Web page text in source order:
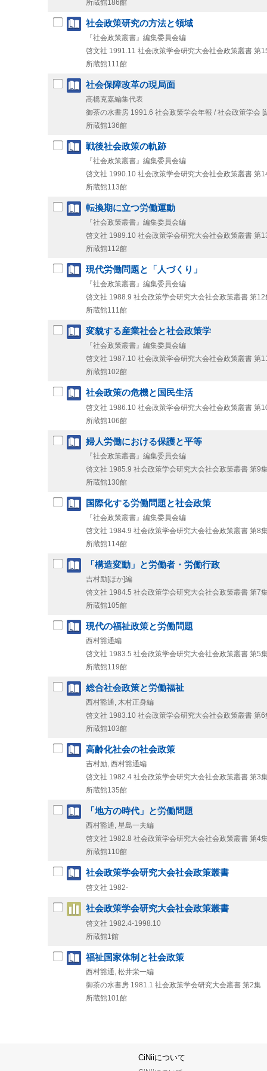
所蔵館186館
社会政策研究の方法と領域
『社会政策叢書』編集委員会編
啓文社 1991.11 社会政策学会研究大会社会政策叢書 第
所蔵館111館
社会保障改革の現局面
高橋克嘉編集代表
御茶の水書房 1991.6 社会政策学会年報 / 社会政策学会 [
所蔵館136館
戦後社会政策の軌跡
『社会政策叢書』編集委員会編
啓文社 1990.10 社会政策学会研究大会社会政策叢書 第
所蔵館113館
転換期に立つ労働運動
『社会政策叢書』編集委員会編
啓文社 1989.10 社会政策学会研究大会社会政策叢書 第
所蔵館112館
現代労働問題と「人づくり」
『社会政策叢書』編集委員会編
啓文社 1988.9 社会政策学会研究大会社会政策叢書 第12
所蔵館111館
変貌する産業社会と社会政策学
『社会政策叢書』編集委員会編
啓文社 1987.10 社会政策学会研究大会社会政策叢書 第
所蔵館102館
社会政策の危機と国民生活
啓文社 1986.10 社会政策学会研究大会社会政策叢書 第
所蔵館106館
婦人労働における保護と平等
『社会政策叢書』編集委員会編
啓文社 1985.9 社会政策学会研究大会社会政策叢書 第9
所蔵館130館
国際化する労働問題と社会政策
『社会政策叢書』編集委員会編
啓文社 1984.9 社会政策学会研究大会社会政策叢書 第8
所蔵館114館
「構造変動」と労働者・労働行政
吉村励[ほか]編
啓文社 1984.5 社会政策学会研究大会社会政策叢書 第7
所蔵館105館
現代の福祉政策と労働問題
西村豁通編
啓文社 1983.5 社会政策学会研究大会社会政策叢書 第5
所蔵館119館
総合社会政策と労働福祉
西村豁通, 木村正身編
啓文社 1983.10 社会政策学会研究大会社会政策叢書 第6
所蔵館103館
高齢化社会の社会政策
吉村励, 西村豁通編
啓文社 1982.4 社会政策学会研究大会社会政策叢書 第3
所蔵館135館
「地方の時代」と労働問題
西村豁通, 星島一夫編
啓文社 1982.8 社会政策学会研究大会社会政策叢書 第4
所蔵館110館
社会政策学会研究大会社会政策叢書
啓文社 1982-
社会政策学会研究大会社会政策叢書
啓文社 1982.4-1998.10
所蔵館1館
福祉国家体制と社会政策
西村豁通, 松井栄一編
御茶の水書房 1981.1 社会政策学会研究大会叢書 第2集
所蔵館101館
CiNiiについて